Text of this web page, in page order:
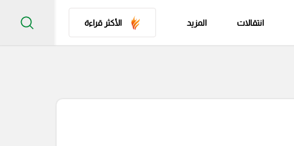
انتقالات المزيد الأكثر قراءة